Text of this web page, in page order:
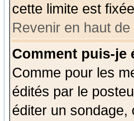
cette limite est
Revenir en haut de
Comment puis-je
Comme pour les
édités par le
éditer un sondage,